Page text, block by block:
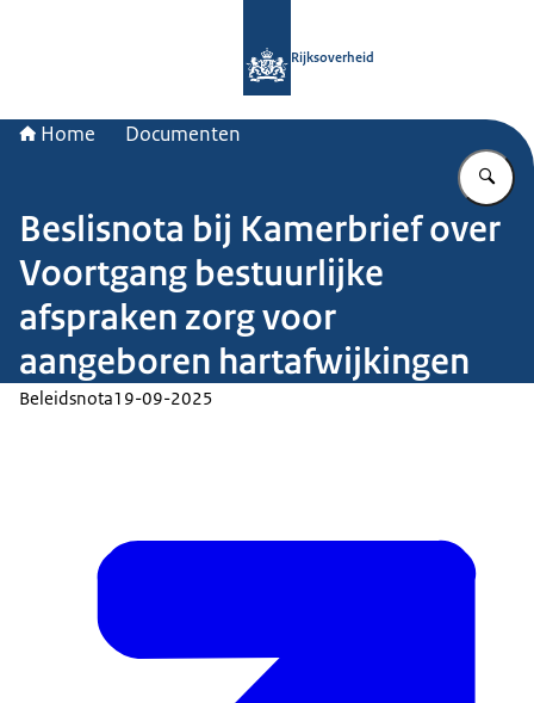
Rijksoverheid
Home Documenten
Beslisnota bij Kamerbrief over
Voortgang bestuurlijke
afspraken zorg voor
aangeboren hartafwijkingen
Beleidsnota19-09-2025